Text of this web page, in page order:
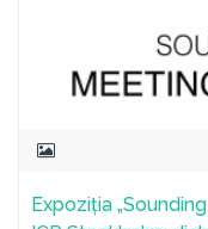
Expoziția